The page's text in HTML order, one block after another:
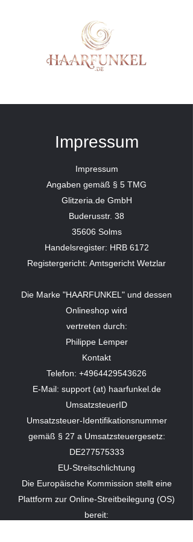
Impressum
Impressum
Angaben gemäß § 5 TMG
Glitzeria.de GmbH
Buderusstr. 38
35606 Solms
Handelsregister: HRB 6172
Registergericht: Amtsgericht Wetzlar
Die Marke "HAARFUNKEL" und dessen
Onlineshop wird
vertreten durch:
Philippe Lemper
Kontakt
Telefon: +4964429543626
E-Mail: support (at) haarfunkel.de
UmsatzsteuerID
Umsatzsteuer-Identifikationsnummer
gemäß § 27 a Umsatzsteuergesetz:
DE277575333
EU-Streitschlichtung
Die Europäische Kommission stellt eine
Plattform zur Online-Streitbeilegung (OS)
bereit: